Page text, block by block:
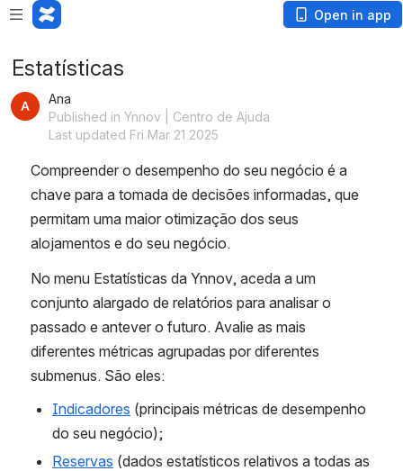
Open in app
Estatísticas
Ana
Published in Ynnov | Centro de Ajuda
Last updated Fri Mar 21 2025
Compreender o desempenho do seu negócio é a
chave para a tomada de decisões informadas, que
permitam uma maior otimização dos seus
alojamentos e do seu negócio.
No menu Estatísticas da Ynnov, aceda a um
conjunto alargado de relatórios para analisar o
passado e antever o futuro. Avalie as mais
diferentes métricas agrupadas por diferentes
submenus. São eles:
Indicadores (principais métricas de desempenho
do seu negócio);
Reservas (dados estatísticos relativos a todas as